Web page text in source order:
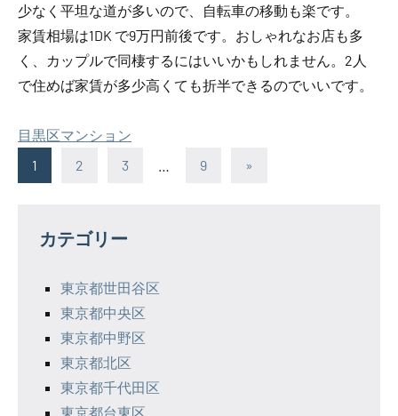
少なく平坦な道が多いので、自転車の移動も楽です。
家賃相場は1DK で9万円前後です。おしゃれなお店も多
く、カップルで同棲するにはいいかもしれません。2人
で住めば家賃が多少高くても折半できるのでいいです。
目黒区マンション
投
の
1 2 3 9
Next
»
カテゴリー
東京都世田谷区
東京都中央区
東京都中野区
東京都北区
東京都千代田区
東京都台東区